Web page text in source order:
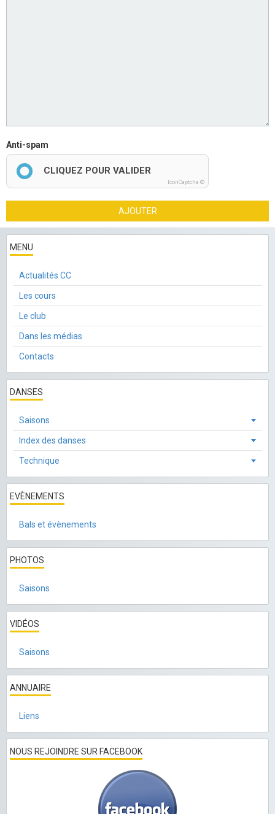
Anti-spam
CLIQUEZ POUR VALIDER
IconCaptcha ©
AJOUTER
MENU
Actualités CC
Les cours
Le club
Dans les médias
Contacts
DANSES
Saisons
Index des danses
Technique
EVÈNEMENTS
Bals et évènements
PHOTOS
Saisons
VIDÉOS
Saisons
ANNUAIRE
Liens
NOUS REJOINDRE SUR FACEBOOK